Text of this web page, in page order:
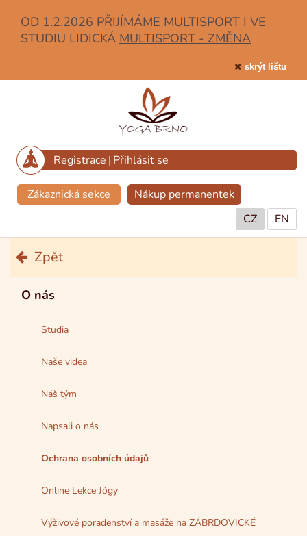
OD 1.2.2026 PŘIJÍMÁME MULTISPORT I VE
STUDIU LIDICKÁ MULTISPORT - ZMĚNA
skrýt lištu
Registrace | Přihlásit se
Zákaznická sekce
Nákup permanentek
CZ
EN
Zpět
O nás
Studia
Naše videa
Náš tým
Napsali o nás
Ochrana osobních údajů
Online Lekce Jógy
Výživové poradenství a masáže na ZÁBRDOVICKÉ